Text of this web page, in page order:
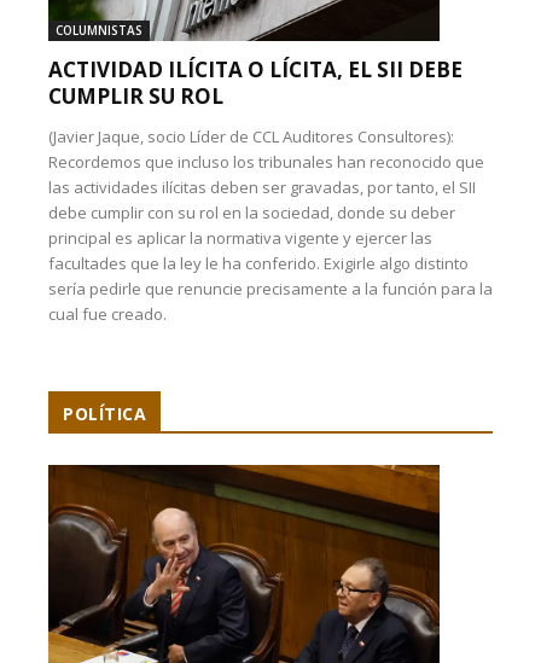
COLUMNISTAS
ACTIVIDAD ILÍCITA O LÍCITA, EL SII DEBE
CUMPLIR SU ROL
(Javier Jaque, socio Líder de CCL Auditores Consultores):
Recordemos que incluso los tribunales han reconocido que
las actividades ilícitas deben ser gravadas, por tanto, el SII
debe cumplir con su rol en la sociedad, donde su deber
principal es aplicar la normativa vigente y ejercer las
facultades que la ley le ha conferido. Exigirle algo distinto
sería pedirle que renuncie precisamente a la función para la
cual fue creado.
POLÍTICA